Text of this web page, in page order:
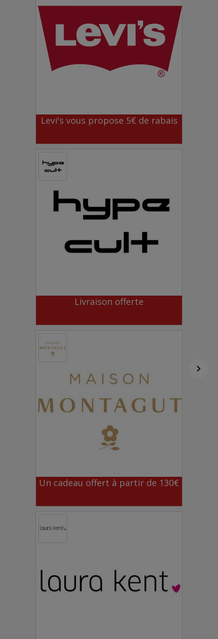
Levi's vous propose 5€ de rabais
Livraison offerte
Un cadeau offert à partir de 130€